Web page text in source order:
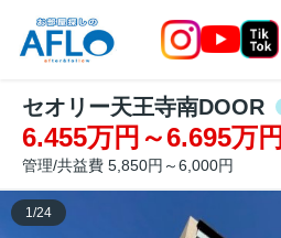
セオリー天王寺南DOOR
6.455万円～6.695万円
管理/共益費 5,850円～6,000円
1 /24